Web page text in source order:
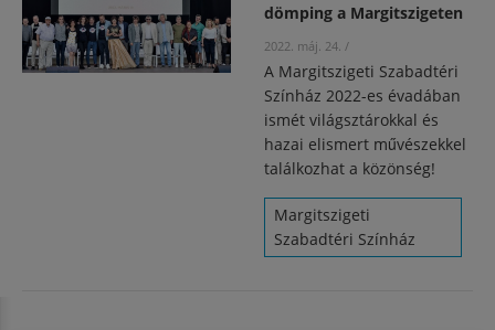
dömping a Margitszigeten
2022. máj. 24. /
A Margitszigeti Szabadtéri
Színház 2022-es évadában
ismét világsztárokkal és
hazai elismert művészekkel
találkozhat a közönség!
Margitszigeti
Szabadtéri Színház